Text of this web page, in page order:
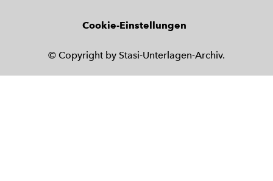
Cookie-Einstellungen
© Copyright by Stasi-Unterlagen-Archiv.